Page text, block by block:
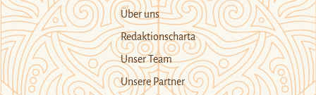
Über uns
Redaktionscharta
Unser Team
Unsere Partner